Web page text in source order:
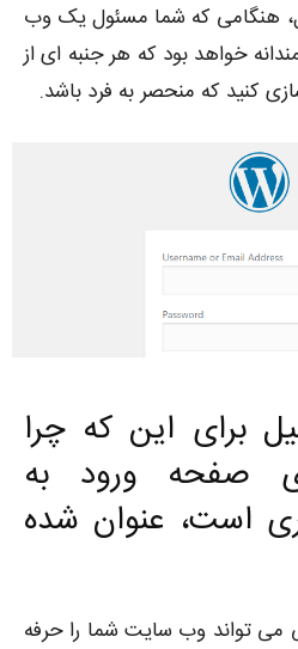
هنگامی که شما مسئول یک وب
خواهد بود که هر جنبه ای از
کنید که منحصر به فرد باشد.
برای این که چرا
صفحه ورود به
است، عنوان شده
تواند وب سایت شما را حرفه